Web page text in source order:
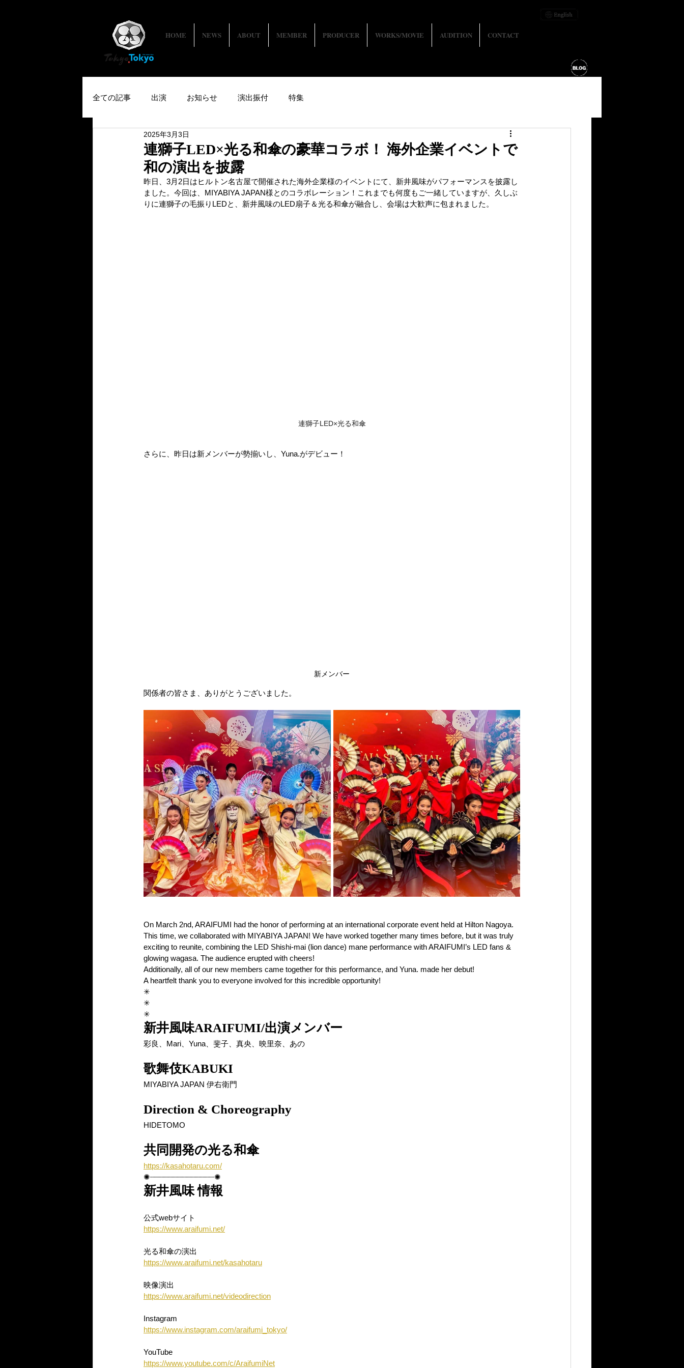
HOME NEWS ABOUT MEMBER PRODUCER WORKS/MOVIE AUDITION CONTACT
全ての記事 出演 お知らせ 演出振付 特集
連獅子LED×光る和傘の豪華コラボ！ ​海外企業イベントで
和の演出を披露
2025年3月3日
昨日、3月2日はヒルトン名古屋で開催された海外企業様のイベントにて、新井風味がパフォーマンスを披露し
ました。今回は、MIYABIYA JAPAN様とのコラボレーション！これまでも何度もご一緒していますが、久しぶ
りに連獅子の毛振りLEDと、新井風味のLED扇子＆光る和傘が融合し、会場は大歓声に包まれました。
連獅子LED×光る和傘
さらに、昨日は新メンバーが勢揃いし、Yuna.がデビュー！
新メンバー
関係者の皆さま、ありがとうございました。
On March 2nd, ARAIFUMI had the honor of performing at an international corporate event held at Hilton Nagoya.
This time, we collaborated with MIYABIYA JAPAN! We have worked together many times before, but it was truly
exciting to reunite, combining the LED Shishi-mai (lion dance) mane performance with ARAIFUMI’s LED fans &
glowing wagasa. The audience erupted with cheers!
Additionally, all of our new members came together for this performance, and Yuna. made her debut!
A heartfelt thank you to everyone involved for this incredible opportunity!
✳︎
✳︎
✳︎
新井風味ARAIFUMI/出演メンバー
彩良、Mari、Yuna、斐子、真央、映里奈、あの
歌舞伎KABUKI
MIYABIYA JAPAN 伊右衛門
Direction & Choreography
HIDETOMO
共同開発の光る和傘
https://kasahotaru.com/
✺┈┈┈┈┈┈┈┈┈┈┈┈┈┈✺
新井風味 情報
公式webサイト
https://www.araifumi.net/
光る和傘の演出
https://www.araifumi.net/kasahotaru
映像演出
https://www.araifumi.net/videodirection
Instagram
https://www.instagram.com/araifumi_tokyo/
YouTube
https://www.youtube.com/c/AraifumiNet